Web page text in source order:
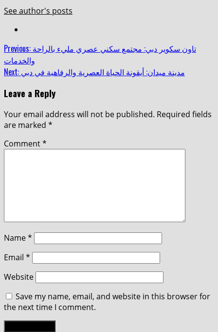
See author's posts
Continue
Reading
Previous:
والخدمات
Next: مدينة ميدان: أيقونة الحياة العصرية والرفاهية في دبي
Leave a Reply
Your email address will not be published. Required fields
are marked *
Comment*
Name*
Email *
Website
Save my name, email, and website in this browser for
the next time I comment.